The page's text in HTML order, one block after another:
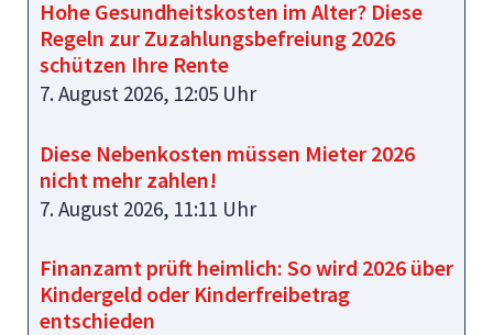
Hohe Gesundheitskosten im Alter? Diese
Regeln zur Zuzahlungsbefreiung 2026
schützen Ihre Rente
7. August 2026, 12:05 Uhr
Diese Nebenkosten müssen Mieter 2026
nicht mehr zahlen!
7. August 2026, 11:11 Uhr
Finanzamt prüft heimlich: So wird 2026 über
Kindergeld oder Kinderfreibetrag
entschieden